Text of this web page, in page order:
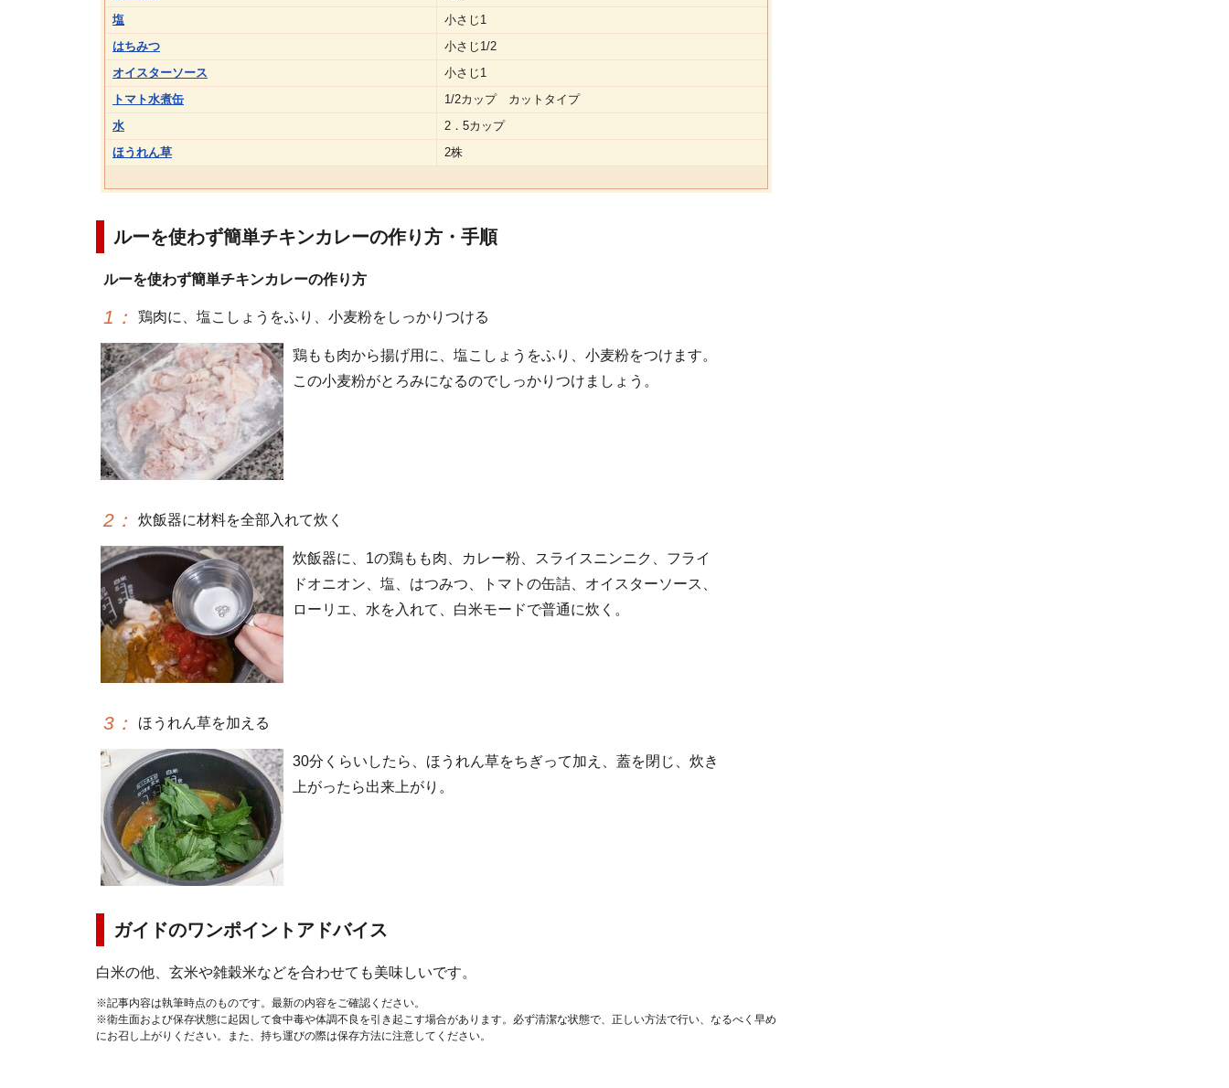
塩
小さじ1
はちみつ
小さじ1/2
オイスターソース
小さじ1
トマト水煮缶
1/2カップ カットタイプ
水
2．5カップ
ほうれん草
2株
ルーを使わず簡単チキンカレーの作り方・手順
ルーを使わず簡単チキンカレーの作り方
1 ： 鶏肉に、塩こしょうをふり、小麦粉をしっかりつける
鶏もも肉から揚げ用に、塩こしょうをふり、小麦粉をつけます。
この小麦粉がとろみになるのでしっかりつけましょう。
2 ： 炊飯器に材料を全部入れて炊く
炊飯器に、1の鶏もも肉、カレー粉、スライスニンニク、フライ
ドオニオン、塩、はつみつ、トマトの缶詰、オイスターソース、
ローリエ、水を入れて、白米モードで普通に炊く。
3 ： ほうれん草を加える
30分くらいしたら、ほうれん草をちぎって加え、蓋を閉じ、炊き
上がったら出来上がり。
ガイドのワンポイントアドバイス
白米の他、玄米や雑穀米などを合わせても美味しいです。
※記事内容は執筆時点のものです。最新の内容をご確認ください。
※衛生面および保存状態に起因して食中毒や体調不良を引き起こす場合があります。必ず清潔な状態で、正しい方法で行い、なるべく早め
にお召し上がりください。また、持ち運びの際は保存方法に注意してください。